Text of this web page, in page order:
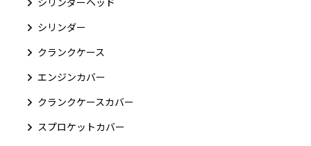
シリンダー
クランクケース
エンジンカバー
クランクケースカバー
スプロケットカバー